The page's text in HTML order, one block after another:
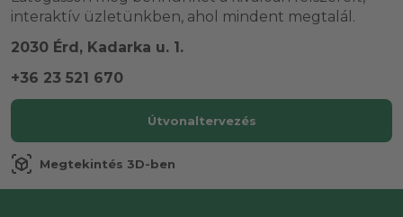
interaktív üzletünkben, ahol mindent megtalál.
2030 Érd, Kadarka u. 1.
+36 23 521 670
Útvonaltervezés
view_in_ar Megtekintés 3D-ben